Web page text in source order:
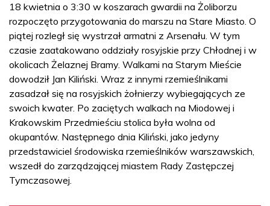
18 kwietnia o 3:30 w koszarach gwardii na Żoliborzu
rozpoczęto przygotowania do marszu na Stare Miasto. O
piątej rozległ się wystrzał armatni z Arsenału. W tym
czasie zaatakowano oddziały rosyjskie przy Chłodnej i w
okolicach Żelaznej Bramy. Walkami na Starym Mieście
dowodził Jan Kiliński. Wraz z innymi rzemieślnikami
zasadzał się na rosyjskich żołnierzy wybiegających ze
swoich kwater. Po zaciętych walkach na Miodowej i
Krakowskim Przedmieściu stolica była wolna od
okupantów. Następnego dnia Kiliński, jako jedyny
przedstawiciel środowiska rzemieślników warszawskich,
wszedł do zarządzającej miastem Rady Zastępczej
Tymczasowej.